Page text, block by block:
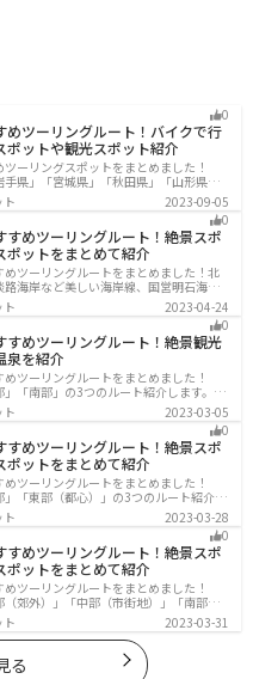
0
めツーリングルート！バイクで行
ポットや観光スポット紹介
ーリングスポットをまとめました！
手県」「宮城県」「秋田県」「山形県」
の観光地紹介します。自然豊かな山々
点在し、四季折々の景色を楽しめるスポ
ます。バイクで東北にツーリングに行く
ください。
ト
2023-09-05
0
すめツーリングルート！絶景スポ
ポットをまとめて紹介
めツーリングルートをまとめました！北
路海岸など美しい海岸線、国営明石海峡
など、自然とアートが融合した施設も
イクで淡路島にツーリングに行く際は
い。
ト
2023-04-24
0
すめツーリングルート！絶景観光
泉を紹介
ツーリングルートをまとめました！
」「南部」の3つのルート紹介します。阿
を満喫できるスポットや温泉を満喫する
ます。バイクで大分県にツーリングに
てください。
ト
2023-03-05
0
すめツーリングルート！絶景スポ
ポットをまとめて紹介
ツーリングルートをまとめました！
」「東部（都心）」の3つのルート紹介し
奥多摩の自然、東に行けば都心スポッ
楽しめるスポットが多数あります。バ
ツーリングに行く際は参考にしてくださ
ト
2023-03-28
0
すめツーリングルート！絶景スポ
ポットをまとめて紹介
ツーリングルートをまとめました！
（郊外）」「中部（市街地）」「南部」
介します。古い町並みや神社仏閣、自然
明媚なスポットが数多く存在し、様々な
す。バイクで京都府にツーリングに行
てください。
ト 2023-03-31
る